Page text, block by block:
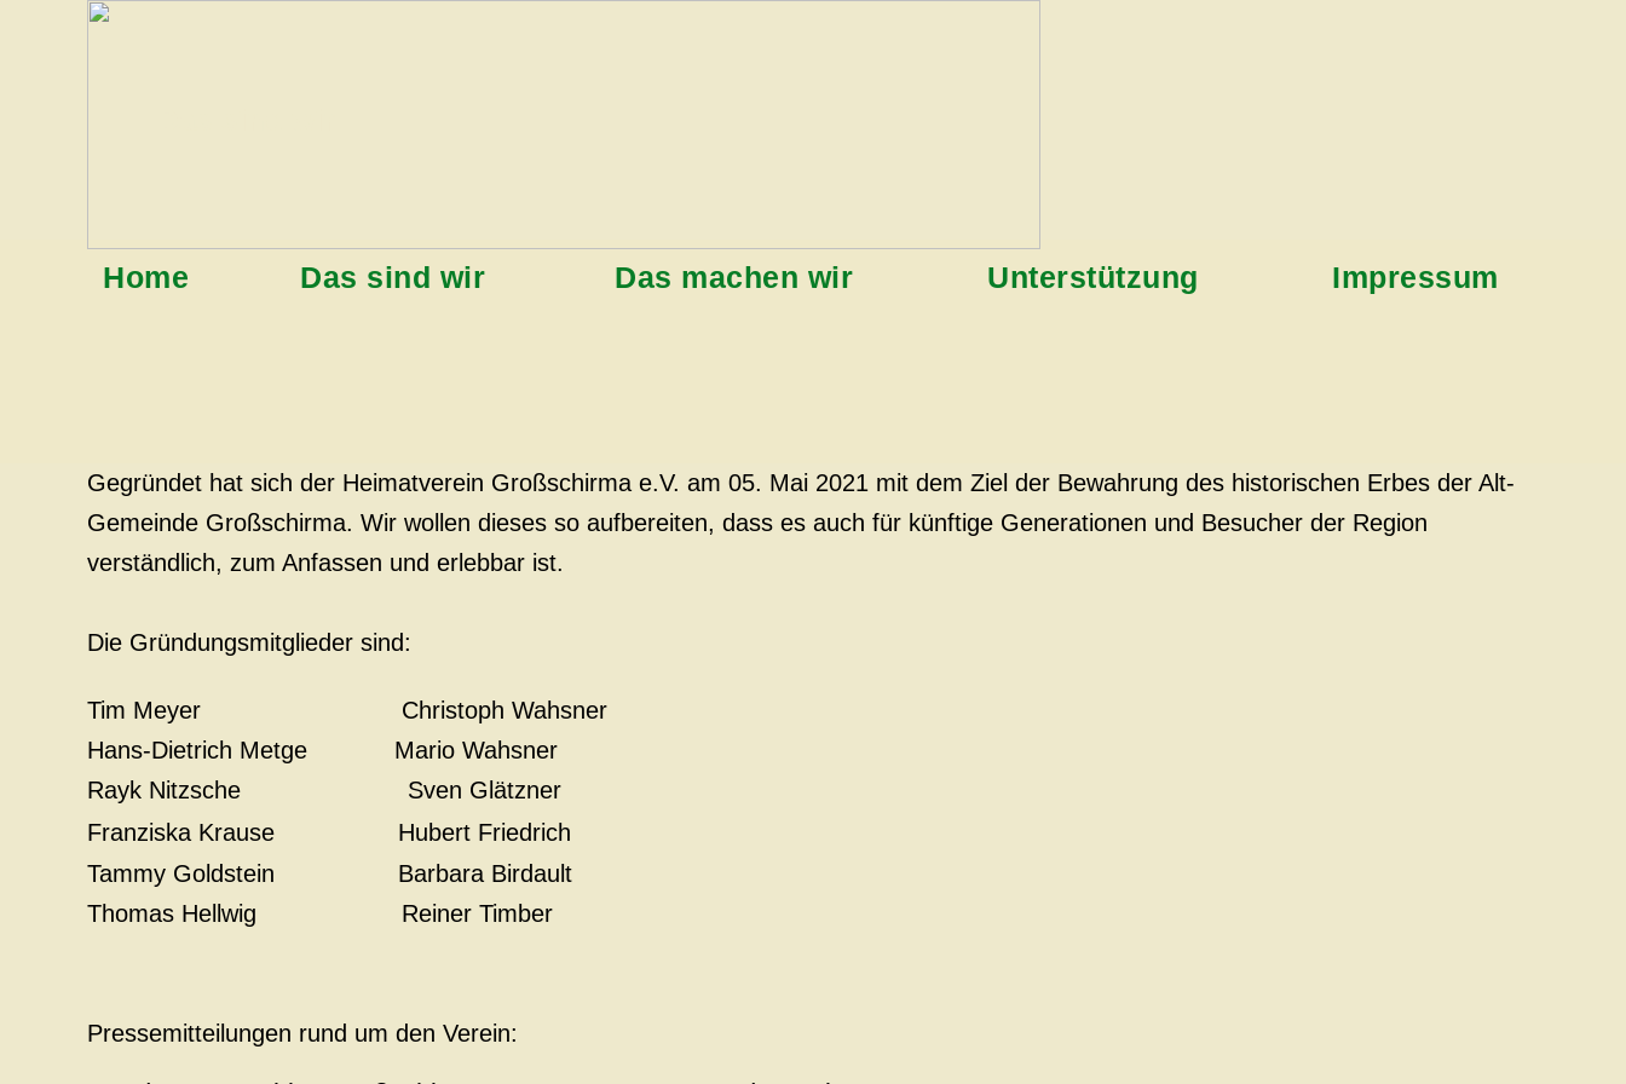
Home Das sind wir Das machen wir Unterstützung Impressum
Gegründet hat sich der Heimatverein Großschirma e.V. am 05. Mai 2021 mit dem Ziel der Bewahrung des historischen Erbes der Alt-
Gemeinde Großschirma. Wir wollen dieses so aufbereiten, dass es auch für künftige Generationen und Besucher der Region
verständlich, zum Anfassen und erlebbar ist.
Die Gründungsmitglieder sind:
Tim Meyer
Christoph Wahsner
Hans-Dietrich Metge
Mario Wahsner
Rayk Nitzsche Sven Glätzner
Franziska Krause
Hubert Friedrich
Tammy Goldstein
Barbara Birdault
Thomas Hellwig Reiner Timber
Pressemitteilungen rund um den Verein: